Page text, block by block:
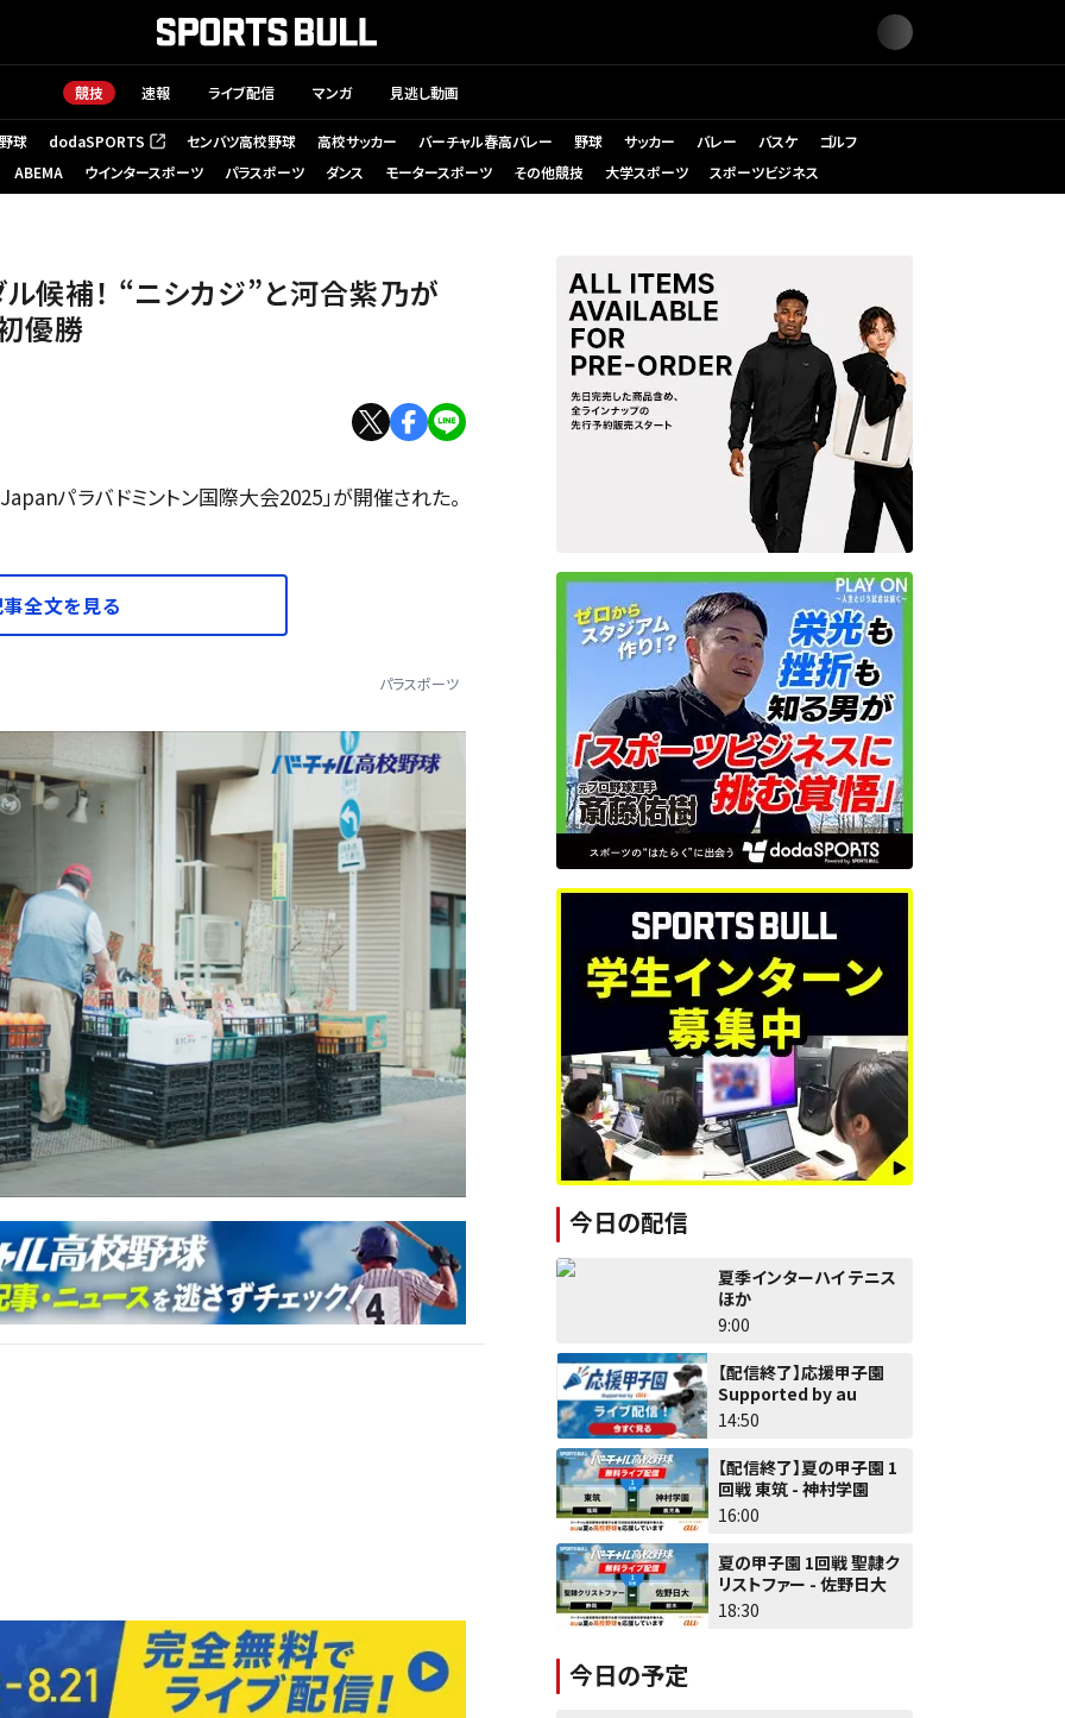
競技 速報 ライブ配信 マンガ 見逃し動画
球 dodaSPORTS
（新しいタブで開く） センバツ高校野球 高校サッカー バーチャル春高バレー 野球 サッカー バレー バスケ
ゴルフ
ABEMA
ウインタースポーツ パラスポーツ ダンス モータースポーツ その他競技 大学スポーツ スポーツビジネス
候補！ “ニシカジ”と河合紫乃が
優勝
パラバドミントン国際大会2025」が開催された。
全文を見る
パラスポーツ
今日の配信
夏季インターハイ テニス
ほか
9:00
【配信終了】応援甲子園
Supported by au
14:50
【配信終了】夏の甲子園 1
回戦 東筑 - 神村学園
16:00
夏の甲子園 1回戦 聖隷ク
リストファー - 佐野日大
18:30
今日の予定